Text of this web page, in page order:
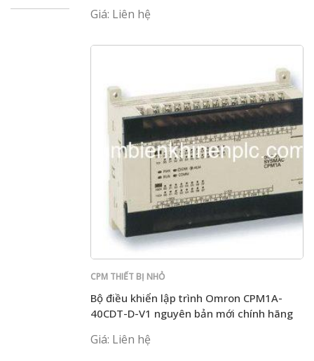
Giá: Liên hệ
CPM THIẾT BỊ NHỎ
Bộ điều khiển lập trình Omron CPM1A-
40CDT-D-V1 nguyên bản mới chính hãng
Giá: Liên hệ